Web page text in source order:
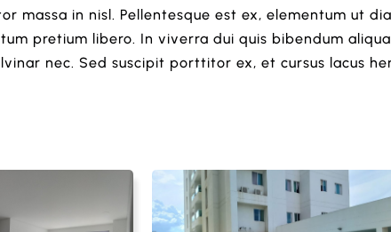
in nisl. Pellentesque est ex, elementum ut
pretium libero. In viverra dui quis bibendum
nec. Sed suscipit porttitor ex, et cursus lacus